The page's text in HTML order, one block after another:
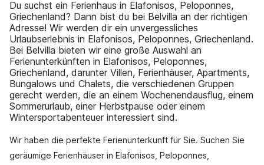
Du suchst ein Ferienhaus in Elafonisos, Peloponnes,
Griechenland? Dann bist du bei Belvilla an der richtigen
Adresse! Wir werden dir ein unvergessliches
Urlaubserlebnis in Elafonisos, Peloponnes, Griechenland.
Bei Belvilla bieten wir eine große Auswahl an
Ferienunterkünften in Elafonisos, Peloponnes,
Griechenland, darunter Villen, Ferienhäuser, Apartments,
Bungalows und Chalets, die verschiedenen Gruppen
gerecht werden, die an einem Wochenendausflug, einem
Sommerurlaub, einer Herbstpause oder einem
Wintersportabenteuer interessiert sind.
Wir haben die perfekte Ferienunterkunft für Sie. Suchen Sie
geräumige Ferienhäuser in Elafonisos, Peloponnes,